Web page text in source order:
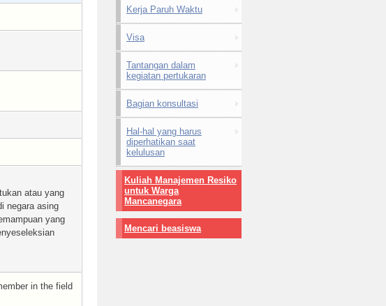
atau yang
negara asing
yang
in the field
Kerja Paruh Waktu
Visa
Tantangan dalam
kegiatan pertukaran
Bagian konsultasi
Hal-hal yang harus
diperhatikan saat
kelulusan
Kuliah Manajemen Resiko
untuk Warga
Mancanegara
Mencari beasiswa